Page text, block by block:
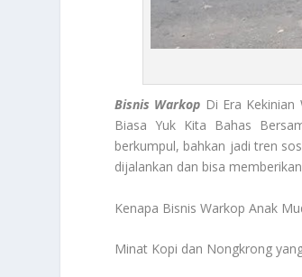
Bisnis Warkop Di Era
Biasa Yuk Kita Bahas
berkumpul, bahkan jadi tren
dijalankan dan bisa
Kenapa Bisnis Warkop Anak
Minat Kopi dan Nongkrong